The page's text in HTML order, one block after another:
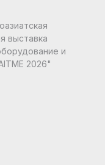
выставка
и
2026"